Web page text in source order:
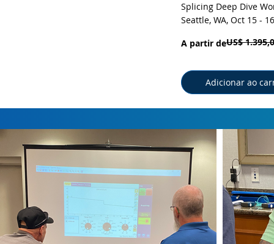
Splicing Deep Dive
Seattle, WA, Oct 15 -
A partir de
Preço normal
US$
Preço promocional
Adicionar ao